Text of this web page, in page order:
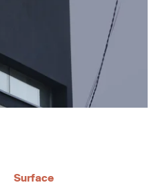
Surface